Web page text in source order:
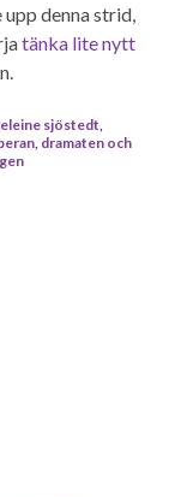
denna strid,
tänka lite nytt
sjöstedt
dramaten och